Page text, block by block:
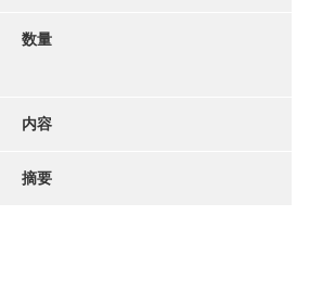
数量
内容
摘要